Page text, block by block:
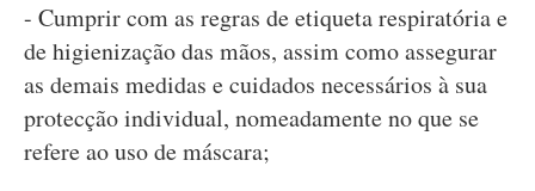
- Cumprir com as regras de etiqueta respiratória e
de higienização das mãos, assim como assegurar
as demais medidas e cuidados necessários à sua
protecção individual, nomeadamente no que se
refere ao uso de máscara;